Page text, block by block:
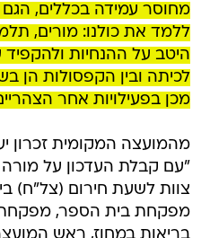
מחוסר עמידה בכללים,
ללמד את כולנו: מורים,
היטב על ההנחיות
לכיתה ובין הקפסולות הן
מכן בפעילויות אחר
מהמועצה המקומית זכרון
"עם קבלת העדכון על
צוות לשעת חירום (צל"ח)
מפקחת בית הספר, מפקחת
בריאות במחוז, ראש